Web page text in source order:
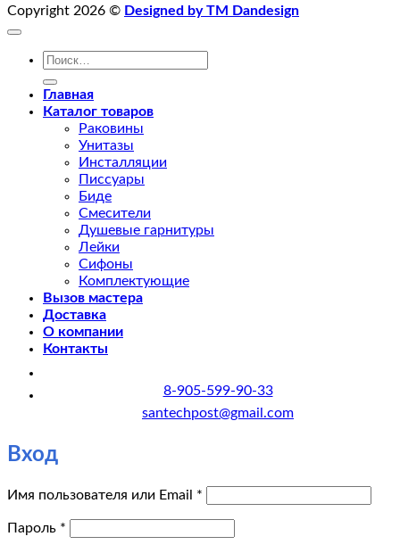
Copyright 2026 © Designed by TM Dandesign
Искать:
Главная
Каталог товаров
Раковины
Унитазы
Инсталляции
Писсуары
Биде
Смесители
Душевые гарнитуры
Лейки
Сифоны
Комплектующие
Вызов мастера
Доставка
О компании
Контакты
8-905-599-90-33
santechpost@gmail.com
Вход
Имя пользователя или Email *
Пароль *